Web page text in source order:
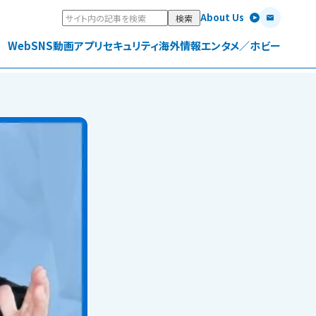
About Us
WebSNS動画アプリセキュリティ海外情報エンタメ／ホビー